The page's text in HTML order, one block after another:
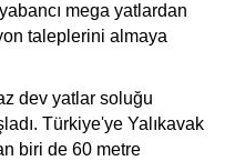
mega yatlardan
taleplerini almaya
dev yatlar soluğu
Türkiye'ye Yalıkavak
biri de 60 metre